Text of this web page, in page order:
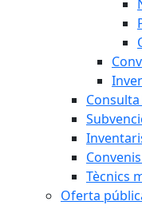
Tècnics
Oferta